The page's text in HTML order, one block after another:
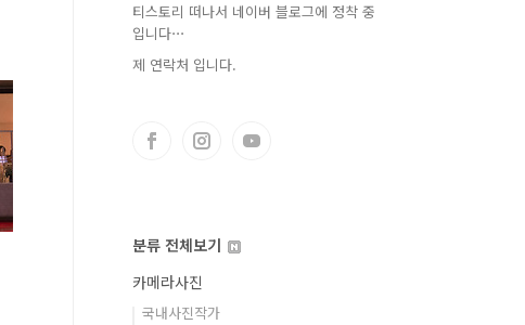
티스토리 떠나서 네이버 블로그에 정착 중
입니다⋯
제 연락처 입니다.
분류 전체보기
카메라사진
국내사진작가